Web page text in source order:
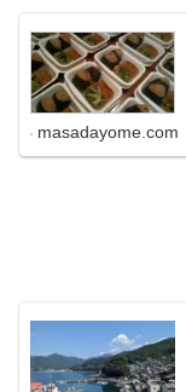
masadayome.com